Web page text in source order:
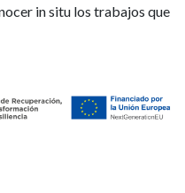
in situ los trabajos que